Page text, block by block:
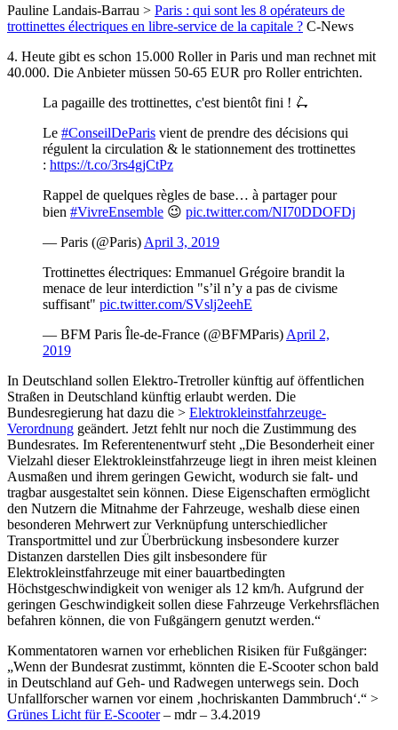
Pauline Landais-Barrau > Paris : qui sont les 8 opérateurs de
trottinettes électriques en libre-service de la capitale ? C-News
4. Heute gibt es schon 15.000 Roller in Paris und man rechnet mit
40.000. Die Anbieter müssen 50-65 EUR pro Roller entrichten.
La pagaille des trottinettes, c'est bientôt fini ! 🛴
Le #ConseilDeParis vient de prendre des décisions qui
régulent la circulation & le stationnement des trottinettes
: https://t.co/3rs4gjCtPz
Rappel de quelques règles de base… à partager pour
bien #VivreEnsemble 😉 pic.twitter.com/NI70DDOFDj
— Paris (@Paris) April 3, 2019
Trottinettes électriques: Emmanuel Grégoire brandit la
menace de leur interdiction "s’il n’y a pas de civisme
suffisant" pic.twitter.com/SVslj2eehE
— BFM Paris Île-de-France (@BFMParis) April 2,
2019
In Deutschland sollen Elektro-Tretroller künftig auf öffentlichen
Straßen in Deutschland künftig erlaubt werden. Die
Bundesregierung hat dazu die > Elektrokleinstfahrzeuge-
Verordnung geändert. Jetzt fehlt nur noch die Zustimmung des
Bundesrates. Im Referentenentwurf steht „Die Besonderheit einer
Vielzahl dieser Elektrokleinstfahrzeuge liegt in ihren meist kleinen
Ausmaßen und ihrem geringen Gewicht, wodurch sie falt- und
tragbar ausgestaltet sein können. Diese Eigenschaften ermöglicht
den Nutzern die Mitnahme der Fahrzeuge, weshalb diese einen
besonderen Mehrwert zur Verknüpfung unterschiedlicher
Transportmittel und zur Überbrückung insbesondere kurzer
Distanzen darstellen Dies gilt insbesondere für
Elektrokleinstfahrzeuge mit einer bauartbedingten
Höchstgeschwindigkeit von weniger als 12 km/h. Aufgrund der
geringen Geschwindigkeit sollen diese Fahrzeuge Verkehrsflächen
befahren können, die von Fußgängern genutzt werden.“
Kommentatoren warnen vor erheblichen Risiken für Fußgänger:
„Wenn der Bundesrat zustimmt, könnten die E-Scooter schon bald
in Deutschland auf Geh- und Radwegen unterwegs sein. Doch
Unfallforscher warnen vor einem ‚hochriskanten Dammbruch‘.“ >
Grünes Licht für E-Scooter– mdr – 3.4.2019